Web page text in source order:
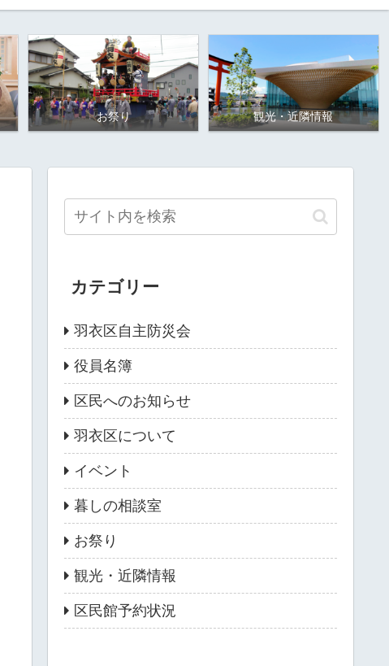
お祭り 観光・近隣情報
カテゴリー
羽衣区自主防災会
役員名簿
区民へのお知らせ
羽衣区について
イベント
暮しの相談室
お祭り
観光・近隣情報
区民館予約状況